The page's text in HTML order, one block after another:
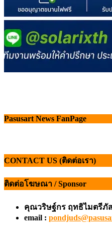
Pasusart News FanPage
CONTACT US (ติดต่อเรา)
ติดต่อโฆษณา / Sponsor
คุณวริษฐ์กร ฤทธิไมตรีภั
email :